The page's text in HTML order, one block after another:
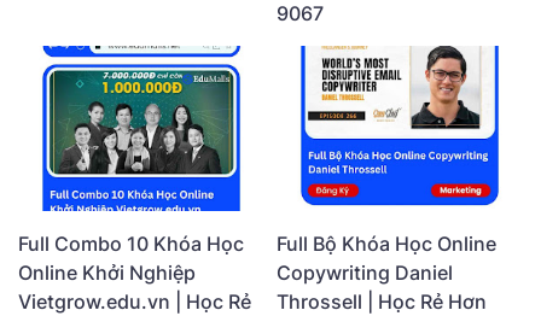
9067
Full Combo 10 Khóa Học
Online Khởi Nghiệp
Vietgrow.edu.vn | Học Rẻ
Full Bộ Khóa Học Online
Copywriting Daniel
Throssell | Học Rẻ Hơn